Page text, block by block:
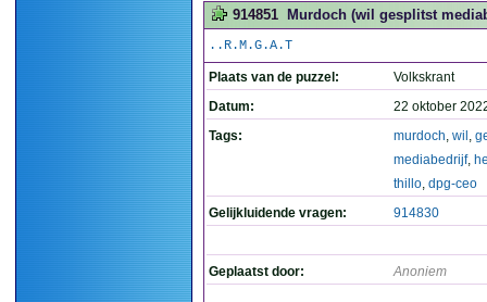
914851 Murdoch (wil gesplitst
..R.M.G.A.T
Plaats van de puzzel:
Volkskrant
Datum:
22 oktober
Tags:
murdoch, wil ,
mediabedrijf,
thillo, dpg-ceo
Gelijkluidende vragen:
914830
Geplaatst door: Anoniem